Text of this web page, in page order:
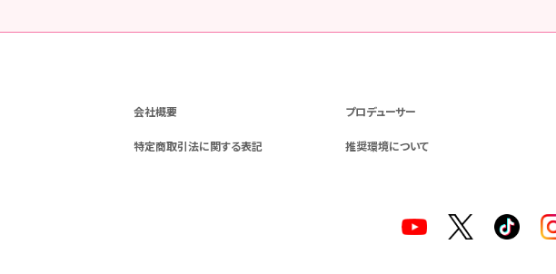
会社概要 プロデューサー
特定商取引法に関する表記 推奨環境について